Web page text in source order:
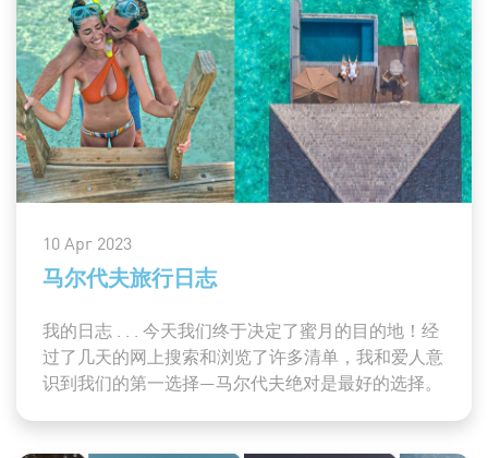
10 Apr 2023
马尔代夫旅行日志
我的日志 . . . 今天我们终于决定了蜜月的目的地！经
过了几天的网上搜索和浏览了许多清单，我和爱人意
识到我们的第一选择—马尔代夫绝对是最好的选择。